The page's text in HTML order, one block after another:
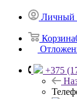
Личный
Корзина
+375